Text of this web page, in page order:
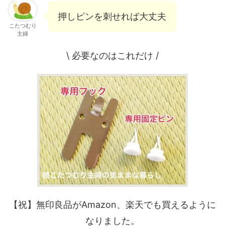
こたつむり
主婦
押しピンを刺せれば大丈夫
\ 必要なのはこれだけ /
【祝】無印良品がAmazon、楽天でも買えるように
なりました。